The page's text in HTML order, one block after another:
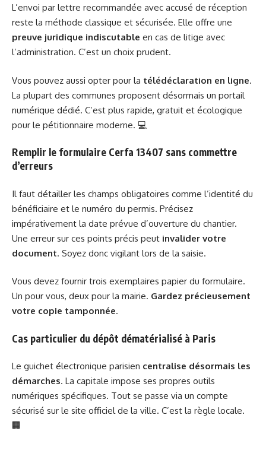
L’envoi par lettre recommandée avec accusé de réception
reste la méthode classique et sécurisée. Elle offre une
preuve juridique indiscutable en cas de litige avec
l’administration. C’est un choix prudent.
Vous pouvez aussi opter pour la télédéclaration en ligne.
La plupart des communes proposent désormais un portail
numérique dédié. C’est plus rapide, gratuit et écologique
pour le pétitionnaire moderne. 💻
Remplir le formulaire Cerfa 13407 sans commettre
d’erreurs
Il faut détailler les champs obligatoires comme l’identité du
bénéficiaire et le numéro du permis. Précisez
impérativement la date prévue d’ouverture du chantier.
Une erreur sur ces points précis peut invalider votre
document. Soyez donc vigilant lors de la saisie.
Vous devez fournir trois exemplaires papier du formulaire.
Un pour vous, deux pour la mairie. Gardez précieusement
votre copie tamponnée.
Cas particulier du dépôt dématérialisé à Paris
Le guichet électronique parisien centralise désormais les
démarches. La capitale impose ses propres outils
numériques spécifiques. Tout se passe via un compte
sécurisé sur le site officiel de la ville. C’est la règle locale.
🏢